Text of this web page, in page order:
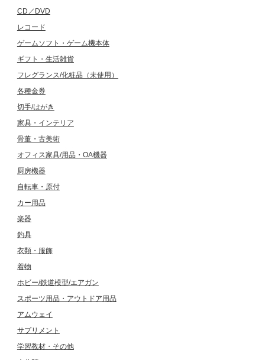
CD／DVD
レコード
ゲームソフト・ゲーム機本体
ギフト・生活雑貨
フレグランス/化粧品（未使用）
各種金券
切手/はがき
家具・インテリア
骨董・古美術
オフィス家具/用品・OA機器
厨房機器
自転車・原付
カー用品
楽器
釣具
衣類・服飾
着物
ホビー/鉄道模型/エアガン
スポーツ用品・アウトドア用品
アムウェイ
サプリメント
学習教材・その他